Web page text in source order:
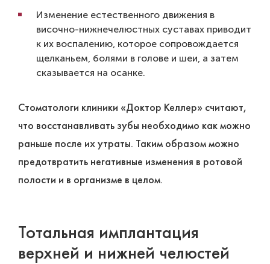
Изменение естественного движения в
височно-нижнечелюстных суставах приводит
к их воспалению, которое сопровождается
щелканьем, болями в голове и шеи, а затем
сказывается на осанке.
Стоматологи клиники «Доктор Келлер» считают,
что восстанавливать зубы необходимо как можно
раньше после их утраты. Таким образом можно
предотвратить негативные изменения в ротовой
полости и в организме в целом.
Тотальная имплантация
верхней и нижней челюстей